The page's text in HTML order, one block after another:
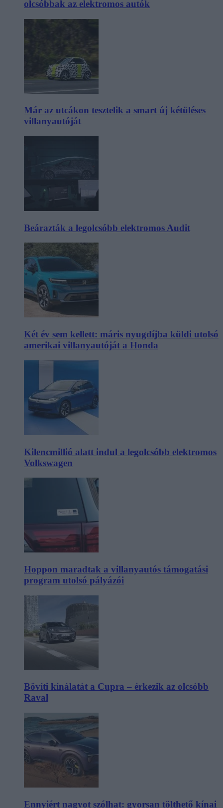
olcsóbbak az elektromos autók
Már az utcákon tesztelik a smart új kétüléses
villanyautóját
Beárazták a legolcsóbb elektromos Audit
Két év sem kellett: máris nyugdíjba küldi utolsó
amerikai villanyautóját a Honda
Kilencmillió alatt indul a legolcsóbb elektromos
Volkswagen
Hoppon maradtak a villanyautós támogatási
program utolsó pályázói
Bővíti kínálatát a Cupra – érkezik az olcsóbb
Raval
Ennyiért nagyot szólhat: gyorsan tölthető kínai